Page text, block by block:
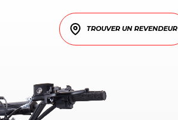
TROUVER UN REVENDEUR